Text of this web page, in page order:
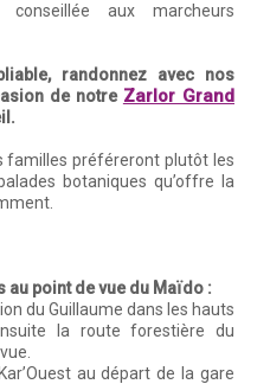
aux marcheurs
randonnez avec nos
de notre Zarlor Grand
familles préféreront plutôt les
botaniques qu’offre la
au point de vue du Maïdo :
du Guillaume dans les hauts
la route forestière du
au départ de la gare